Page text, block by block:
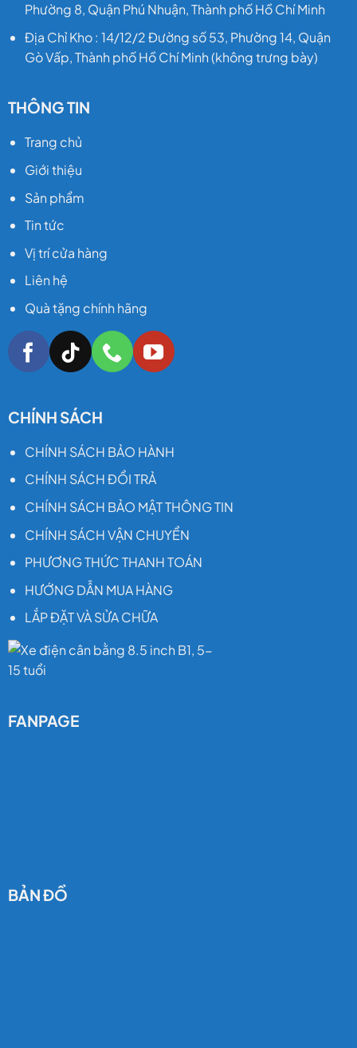
Phường 8, Quận Phú Nhuận, Thành phố Hồ Chí Minh
Địa Chỉ Kho : 14/12/2 Đường số 53, Phường 14, Quận
Gò Vấp, Thành phố Hồ Chí Minh (không trưng bày)
THÔNG TIN
Trang chủ
Giới thiệu
Sản phẩm
Tin tức
Vị trí cửa hàng
Liên hệ
Quà tặng chính hãng
CHÍNH SÁCH
CHÍNH SÁCH BẢO HÀNH
CHÍNH SÁCH ĐỔI TRẢ
CHÍNH SÁCH BẢO MẬT THÔNG TIN
CHÍNH SÁCH VẬN CHUYỂN
PHƯƠNG THỨC THANH TOÁN
HƯỚNG DẪN MUA HÀNG
LẮP ĐẶT VÀ SỬA CHỮA
FANPAGE
BẢN ĐỒ